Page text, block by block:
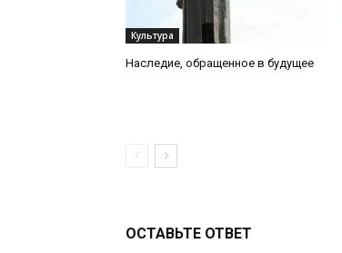
Культура
Наследие, обращенное в будущее
ОСТАВЬТЕ ОТВЕТ